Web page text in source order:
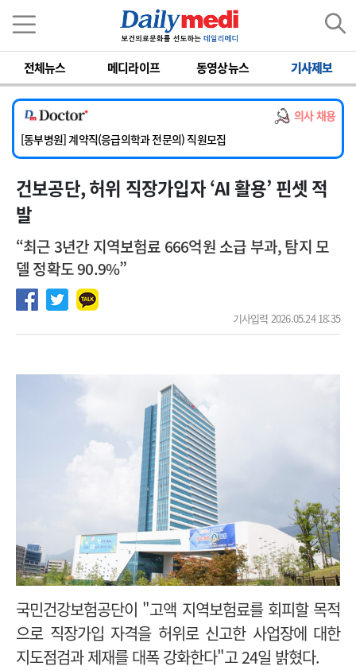
전체뉴스 메디라이프 동영상뉴스 기사제보
의사 채용
[서울아산병원] 2026년 하반기 인턴 모집
[영남대학교의료원] 마취통증의학과 임기제 임상의사 채용
[충남대학교병원] 소아청소년과(소아응급전담) 계약직 의사 공개채용
[동부병원] 계약직(응급의학과 전문의) 직원모집
[이대목동병원] 하반기 전공의(레지던트1년차) 모집
[서울아산병원] 2026년 하반기 인턴 모집
[영남대학교의료원] 마취통증의학과 임기제 임상의사 채용
건보공단, 허위 직장가입자 ‘AI 활용’ 핀셋 적
발
“최근 3년간 지역보험료 666억원 소급 부과, 탐지 모
델 정확도 90.9%”
기사입력 2026.05.24 18:35
국민건강보험공단이 "고액 지역보험료를 회피할 목적
으로 직장가입 자격을 허위로 신고한 사업장에 대한
지도점검과 제재를 대폭 강화한다"고 24일 밝혔다.